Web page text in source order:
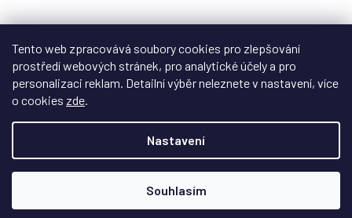
Tento web zpracovává soubory cookies pro zlepšování
prostředí webových stránek, pro analytické účely a pro
personalizaci reklam. Detailní výběr neleznete v nastavení, více
o cookies zde.
Nastavení
Souhlasím